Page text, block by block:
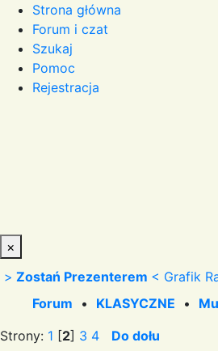
Strona główna
Forum i czat
Szukaj
Pomoc
Rejestracja
×
> Zostań Prezenterem < Grafik
Forum • KLASYCZNE •
Strony: 1 [2] 3 4 Do dołu